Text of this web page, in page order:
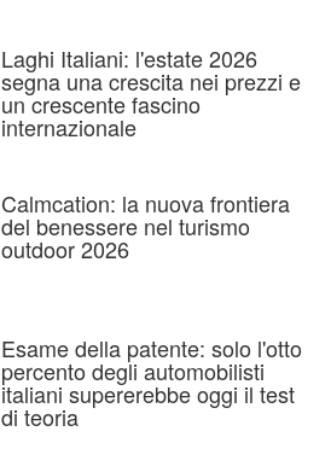
Laghi Italiani: l'estate 2026
segna una crescita nei prezzi e
un crescente fascino
internazionale
Calmcation: la nuova frontiera
del benessere nel turismo
outdoor 2026
Esame della patente: solo l'otto
percento degli automobilisti
italiani supererebbe oggi il test
di teoria